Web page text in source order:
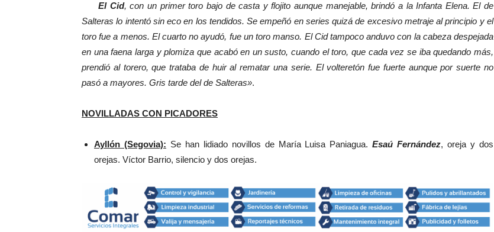
El Cid, con un primer toro bajo de casta y flojito aunque manejable, brindó a la Infanta Elena. El de
Salteras lo intentó sin eco en los tendidos. Se empeñó en series quizá de excesivo metraje al principio y el
toro fue a menos. El cuarto no ayudó, fue un toro manso. El Cid tampoco anduvo con la cabeza despejada
en una faena larga y plomiza que acabó en un susto, cuando el toro, que cada vez se iba quedando más,
prendió al torero, que trataba de huir al rematar una serie. El volteretón fue fuerte aunque por suerte no
pasó a mayores. Gris tarde del de Salteras».
NOVILLADAS CON PICADORES
Ayllón (Segovia): Se han lidiado novillos de María Luisa Paniagua.Esaú Fernández, oreja y dos
orejas. Víctor Barrio, silencio y dos orejas.